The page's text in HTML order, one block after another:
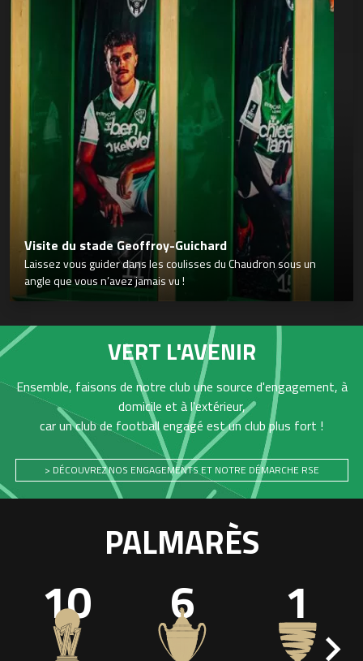
Visite du stade Geoffroy-Guichard
Laissez vous guider dans les coulisses du Chaudron sous un
angle que vous n’avez jamais vu !
VERT L'AVENIR
Ensemble, faisons de notre club une source d'engagement, à
domicile et à l'extérieur,
car un club de football engagé est un club plus fort !
> DÉCOUVREZ NOS ENGAGEMENTS ET NOTRE DÉMARCHE RSE
PALMARÈS
10 6 1